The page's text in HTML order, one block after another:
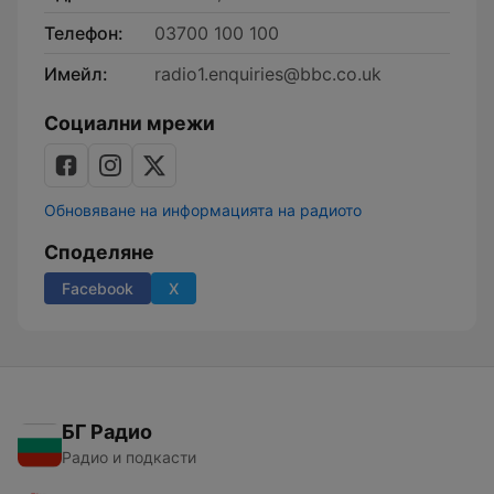
Телефон:
03700 100 100
Имейл:
radio1.enquiries@bbc.co.uk
Социални мрежи
Обновяване на информацията на радиото
Споделяне
Facebook X
БГ Радио
Радио и подкасти